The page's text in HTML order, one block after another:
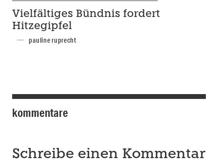
Vielfältiges Bündnis fordert
Hitzegipfel
pauline ruprecht
kommentare
Schreibe einen Kommentar